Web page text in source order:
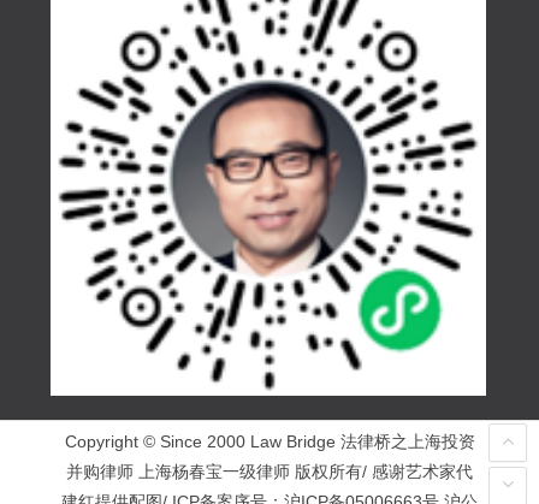
Copyright © Since 2000 Law Bridge 法律桥之上海投资
并购律师 上海杨春宝一级律师 版权所有/ 感谢艺术家代